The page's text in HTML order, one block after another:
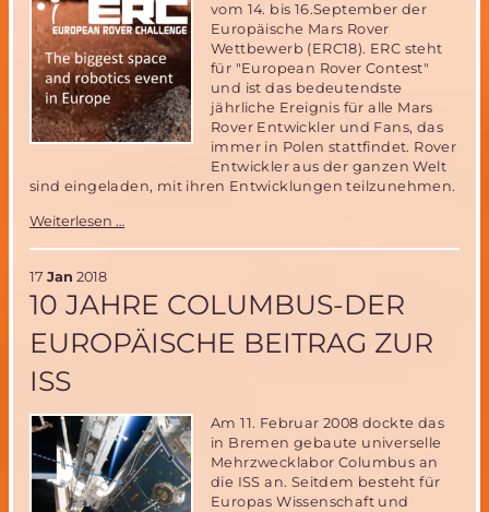
vom 14. bis 16.September der
Europäische Mars Rover
Wettbewerb (ERC18). ERC steht
für "European Rover Contest"
und ist das bedeutendste
jährliche Ereignis für alle Mars
Rover Entwickler und Fans, das
immer in Polen stattfindet. Rover
Entwickler aus der ganzen Welt
sind eingeladen, mit ihren Entwicklungen teilzunehmen.
Weiterlesen …
14.-16.9.2018
in
Polen
17 Jan 2018
10 JAHRE COLUMBUS-DER
EUROPÄISCHE BEITRAG ZUR
ISS
Am 11. Februar 2008 dockte das
in Bremen gebaute universelle
Mehrzwecklabor Columbus an
die ISS an. Seitdem besteht für
Europas Wissenschaft und